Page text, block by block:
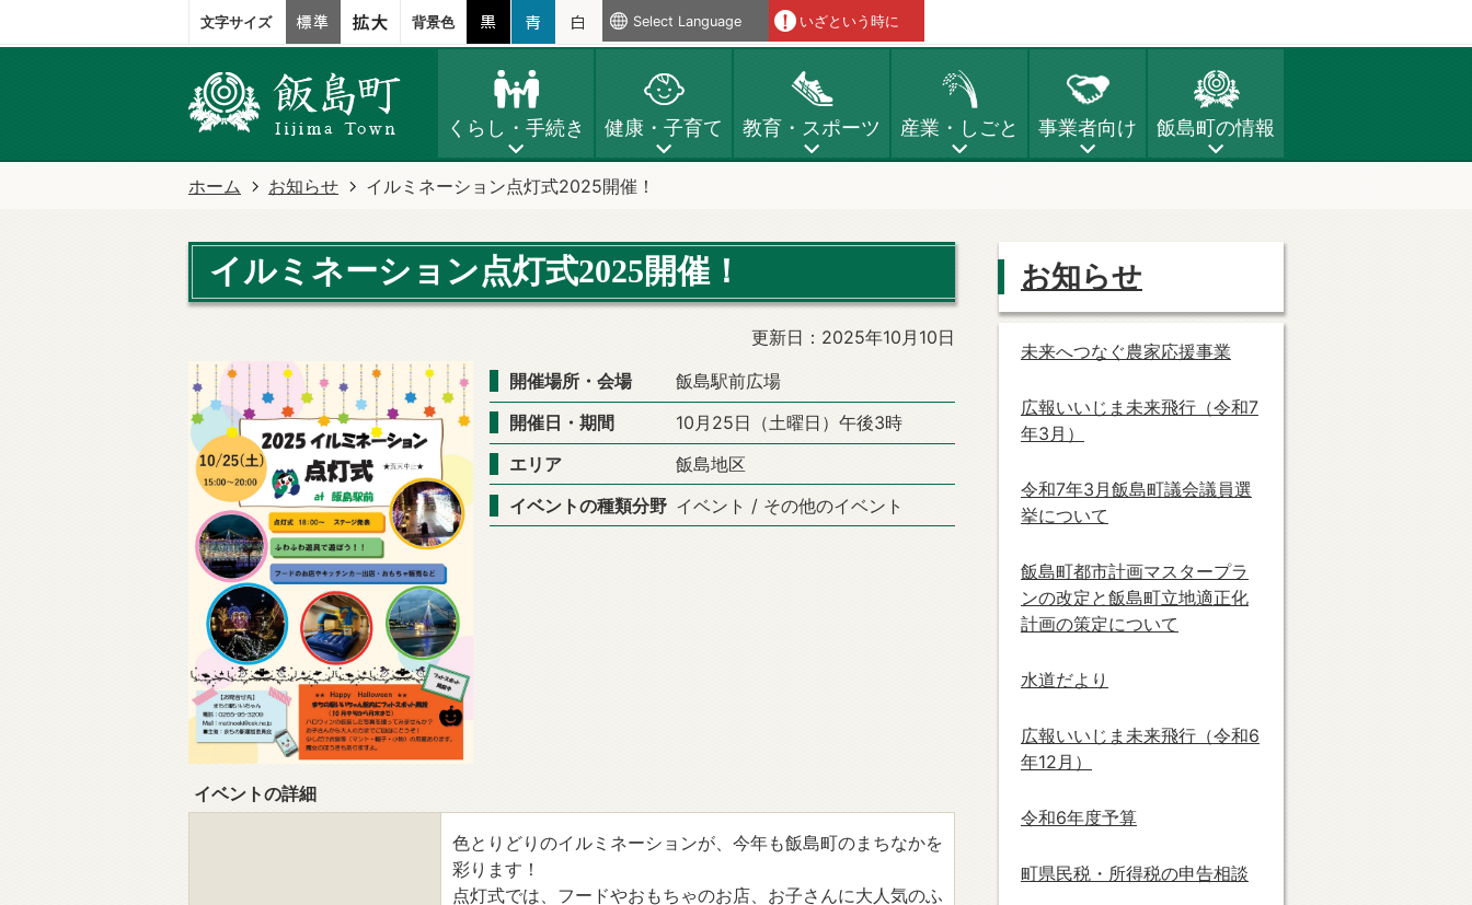
文字サイズ 背景色 Select Language いざという時に
くらし・手続き 健康・子育て 教育・スポーツ 産業・しごと 事業者向け 飯島町の情報
ホーム お知らせ イルミネーション点灯式2025開催！
イルミネーション点灯式2025開催！
更新日：2025年10月10日
開催場所・会場
飯島駅前広場
開催日・期間
10月25日（土曜日）午後3時
エリア
飯島地区
イベントの種類分野 イベント / その他のイベント
イベントの詳細
色とりどりのイルミネーションが、今年も飯島町のまちなかを
彩ります！
点灯式では、フードやおもちゃのお店、お子さんに大人気のふ
お知らせ
未来へつなぐ農家応援事業
広報いいじま未来飛行（令和7
年3月）
令和7年3月飯島町議会議員選
挙について
飯島町都市計画マスタープラ
ンの改定と飯島町立地適正化
計画の策定について
水道だより
広報いいじま未来飛行（令和6
年12月）
令和6年度予算
町県民税・所得税の申告相談